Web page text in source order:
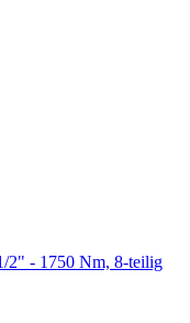
2" - 1750 Nm, 8-teilig